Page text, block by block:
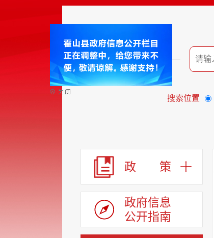
搜索位置
政 策
政府信息
公开指南